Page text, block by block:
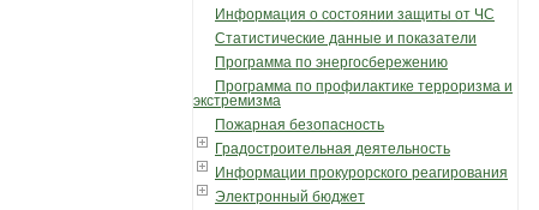
Информация о состоянии защиты от ЧС
Статистические данные и показатели
Программа по энергосбережению
Программа по профилактике терроризма и
экстремизма
Пожарная безопасность
Градостроительная деятельность
Информации прокурорского реагирования
Электронный бюджет